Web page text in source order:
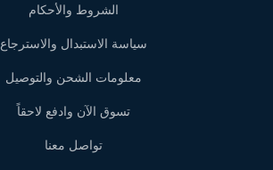
الشروط والأحكام
سياسة الاستبدال والاسترجاع
معلومات الشحن والتوصيل
تسوق الآن وادفع لاحقاً
تواصل معنا